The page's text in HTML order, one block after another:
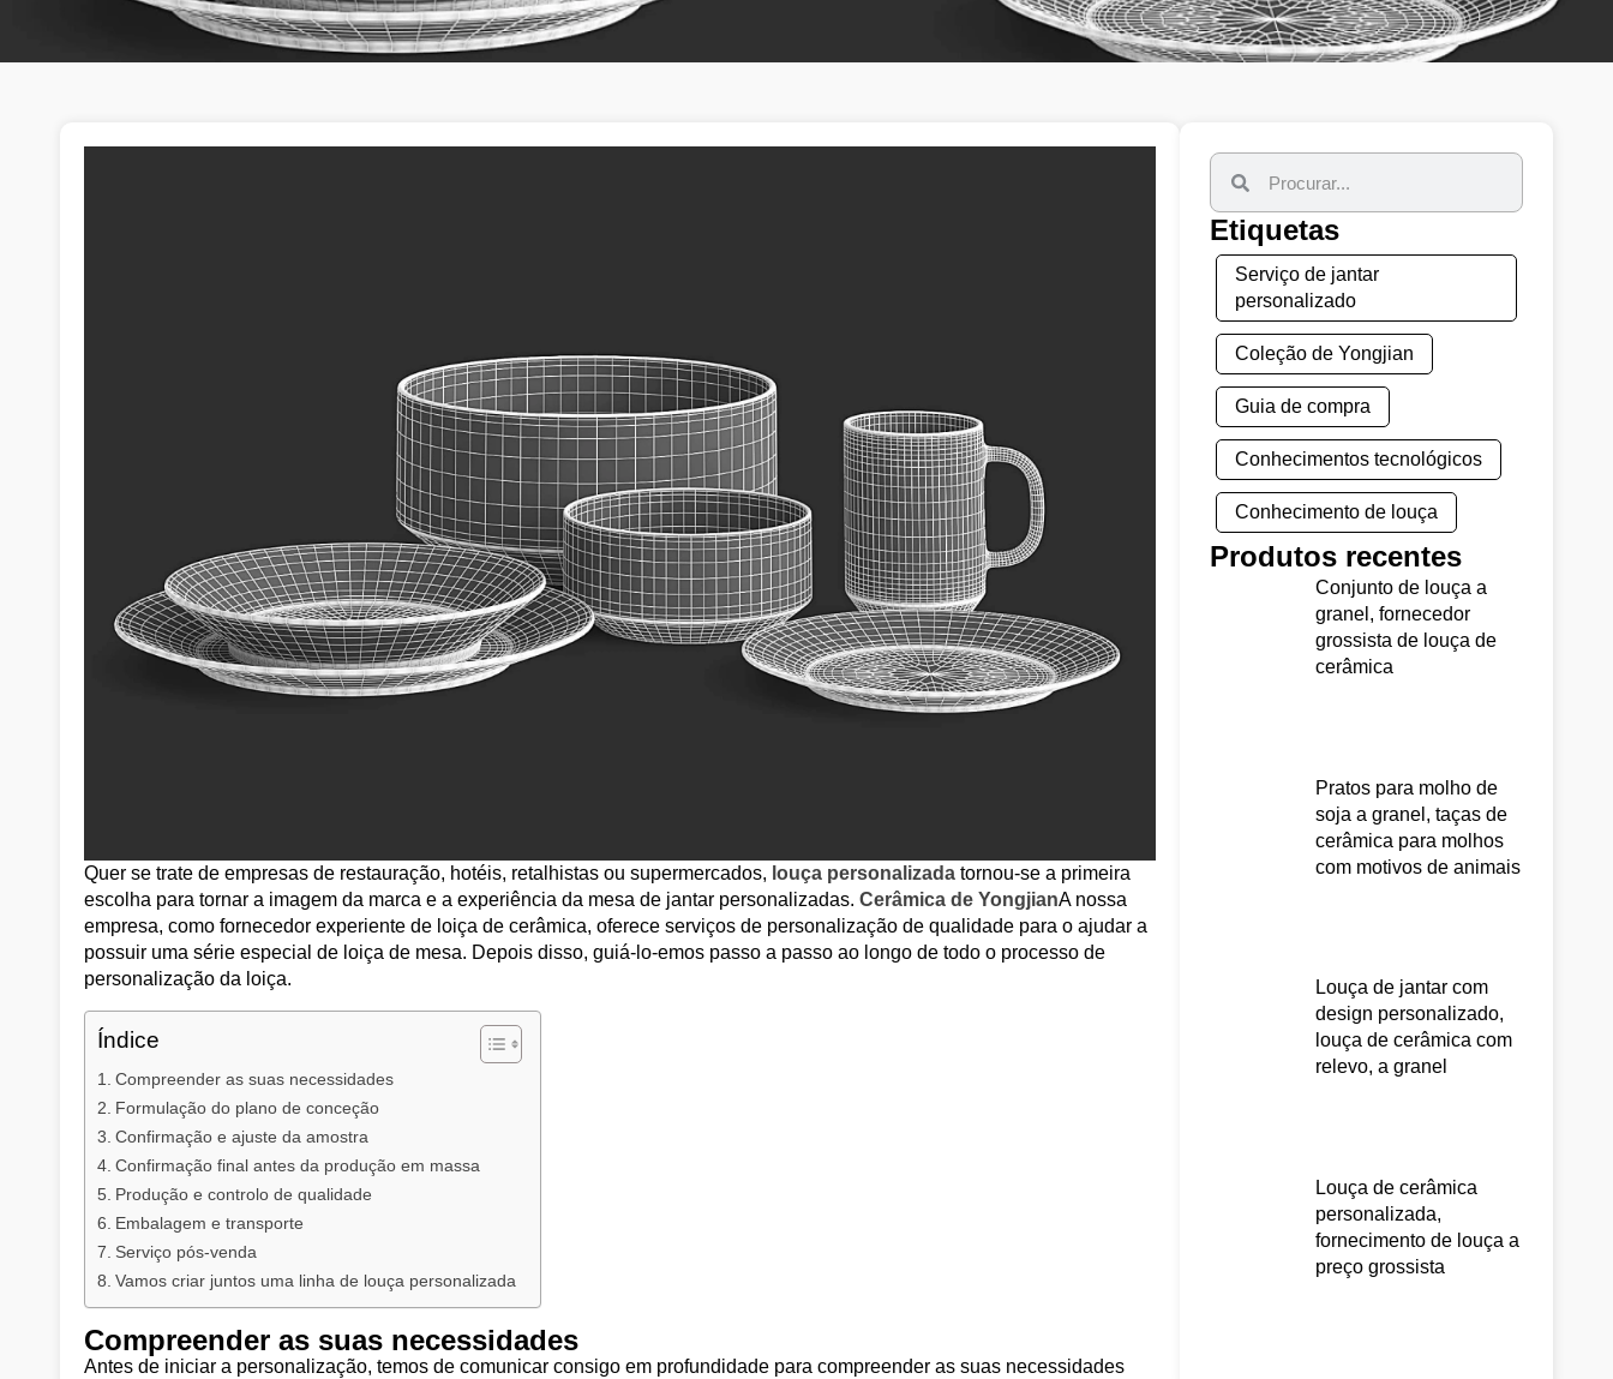
Quer se trate de empresas de restauração, hotéis, retalhistas ou supermercados, louça personalizada tornou-se a primeira
escolha para tornar a imagem da marca e a experiência da mesa de jantar personalizadas. Cerâmica de YongjianA nossa
empresa, como fornecedor experiente de loiça de cerâmica, oferece serviços de personalização de qualidade para o ajudar a
possuir uma série especial de loiça de mesa. Depois disso, guiá-lo-emos passo a passo ao longo de todo o processo de
personalização da loiça.
Índice
Compreender as suas necessidades
Formulação do plano de conceção
Confirmação e ajuste da amostra
Confirmação final antes da produção em massa
Produção e controlo de qualidade
Embalagem e transporte
Serviço pós-venda
Vamos criar juntos uma linha de louça personalizada
Compreender as suas necessidades
Antes de iniciar a personalização, temos de comunicar consigo em profundidade para compreender as suas necessidades
Etiquetas
Serviço de jantar
personalizado
Coleção de Yongjian
Guia de compra
Conhecimentos tecnológicos
Conhecimento de louça
Produtos recentes
Conjunto de louça a
granel, fornecedor
grossista de louça de
cerâmica
Pratos para molho de
soja a granel, taças de
cerâmica para molhos
com motivos de animais
Louça de jantar com
design personalizado,
louça de cerâmica com
relevo, a granel
Louça de cerâmica
personalizada,
fornecimento de louça a
preço grossista